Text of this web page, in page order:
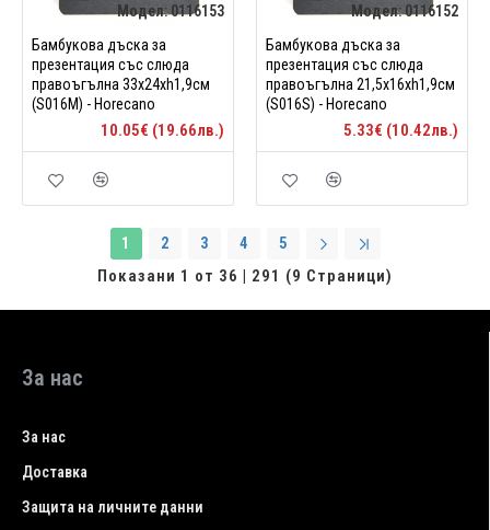
Модел:0116153
Бамбукова дъска за
презентация със слюда
правоъгълна 33x24xh1,9см
(S016M) - Horecano
10.05€ (19.66лв.)
Модел:0116152
Бамбукова дъска за
презентация със слюда
правоъгълна 21,5x16xh1,9см
(S016S) - Horecano
5.33€ (10.42лв.)
1 2 3 4
5
Показани 1 от 36 | 291 (9 Страници)
За нас
За нас
Доставка
Защита на личните данни